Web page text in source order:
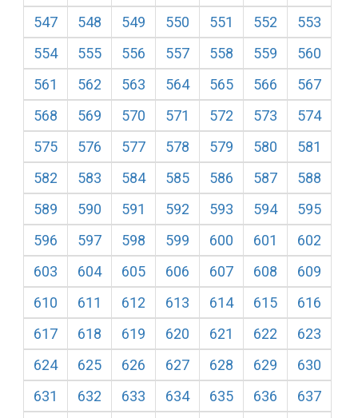
547
548 549 550 551 552
553
554
555 556 557 558 559
560
561
562 563 564 565 566
567
568
569 570 571 572 573
574
575
576 577 578 579 580
581
582
583 584 585 586 587
588
589
590 591 592 593 594
595
596
597 598 599 600 601
602
603
604 605 606 607 608
609
610
611 612 613 614 615
616
617
618 619 620 621 622
623
624
625 626 627 628 629
630
631
632 633 634 635 636
637